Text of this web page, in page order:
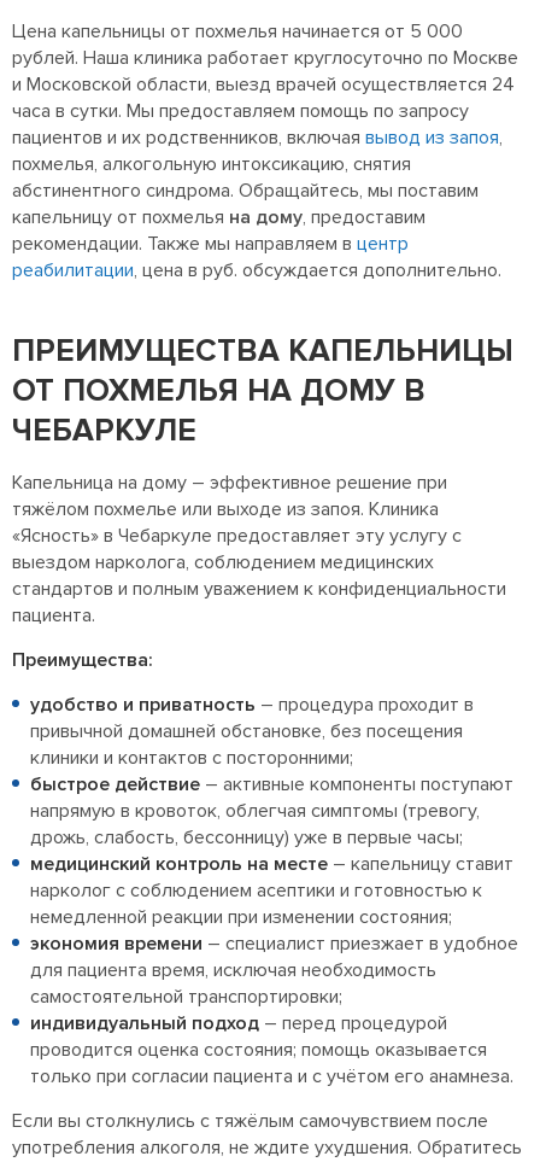
Цена капельницы от похмелья начинается от 5 000
рублей. Наша клиника работает круглосуточно по Москве
и Московской области, выезд врачей осуществляется 24
часа в сутки. Мы предоставляем помощь по запросу
пациентов и их родственников, включая вывод из запоя,
похмелья, алкогольную интоксикацию, снятия
абстинентного синдрома. Обращайтесь, мы поставим
капельницу от похмелья на дому, предоставим
рекомендации. Также мы направляем в центр
реабилитации, цена в руб. обсуждается дополнительно.
ПРЕИМУЩЕСТВА КАПЕЛЬНИЦЫ
ОТ ПОХМЕЛЬЯ НА ДОМУ В
ЧЕБАРКУЛЕ
Капельница на дому – эффективное решение при
тяжёлом похмелье или выходе из запоя. Клиника
«Ясность» в Чебаркуле предоставляет эту услугу с
выездом нарколога, соблюдением медицинских
стандартов и полным уважением к конфиденциальности
пациента.
Преимущества:
удобство и приватность – процедура проходит в
привычной домашней обстановке, без посещения
клиники и контактов с посторонними;
быстрое действие – активные компоненты поступают
напрямую в кровоток, облегчая симптомы (тревогу,
дрожь, слабость, бессонницу) уже в первые часы;
медицинский контроль на месте – капельницу ставит
нарколог с соблюдением асептики и готовностью к
немедленной реакции при изменении состояния;
экономия времени – специалист приезжает в удобное
для пациента время, исключая необходимость
самостоятельной транспортировки;
индивидуальный подход – перед процедурой
проводится оценка состояния; помощь оказывается
только при согласии пациента и с учётом его анамнеза.
Если вы столкнулись с тяжёлым самочувствием после
употребления алкоголя, не ждите ухудшения. Обратитесь